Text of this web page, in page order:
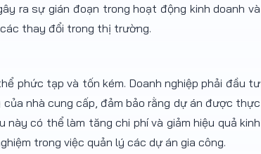
ra sự gián đoạn trong hoạt động kinh doanh và
thay đổi trong thị trường.
phức tạp và tốn kém. Doanh nghiệp phải đầu tư
nhà cung cấp, đảm bảo rằng dự án được thực
có thể làm tăng chi phí và giảm hiệu quả kinh
trong việc quản lý các dự án gia công.